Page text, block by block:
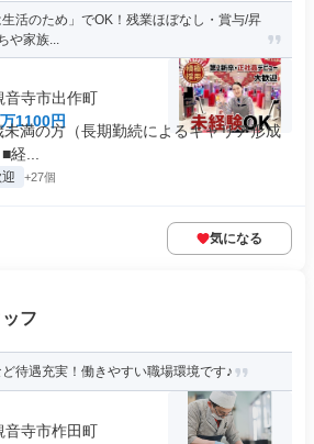
活のため」でOK！残業ほぼなし・賞与/昇
や家族...
音寺市出作町
1100円
満の方（長期勤続によるキャリア形成
経...
+27個
気になる
フ
待遇充実！働きやすい職場環境です♪
音寺市柞田町